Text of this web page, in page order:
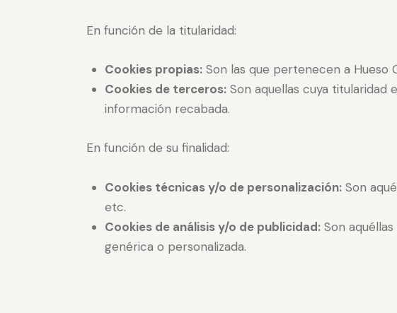
En función de la titularidad:
Cookies propias:Son las que pertenecen a Hueso
Cookies de terceros:Son aquellas cuya titularidad
información recabada.
En función de su finalidad:
Cookies técnicas y/o de personalización:Son
etc.
Cookies de análisis y/o de publicidad:Son
genérica o personalizada.